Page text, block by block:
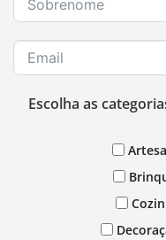
Escolha as